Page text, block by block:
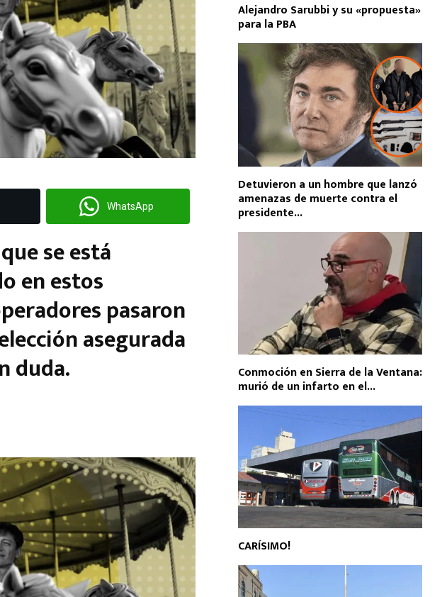
WhatsApp
se está
en estos
pasaron
asegurada
duda.
Alejandro Sarubbi y su «propuesta»
para la PBA
Detuvieron a un hombre que lanzó
amenazas de muerte contra el
presidente...
Conmoción en Sierra de la Ventana:
murió de un infarto en el...
CARÍSIMO!